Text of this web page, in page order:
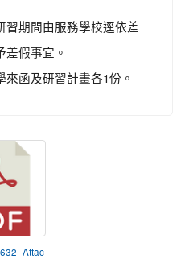
習期間由服務學校逕依差
假事宜。
函及研習計畫各1份。